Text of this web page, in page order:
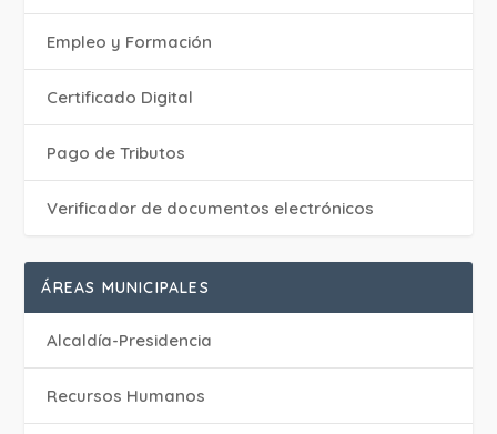
Empleo y Formación
Certificado Digital
Pago de Tributos
Verificador de documentos electrónicos
ÁREAS MUNICIPALES
Alcaldía-Presidencia
Recursos Humanos